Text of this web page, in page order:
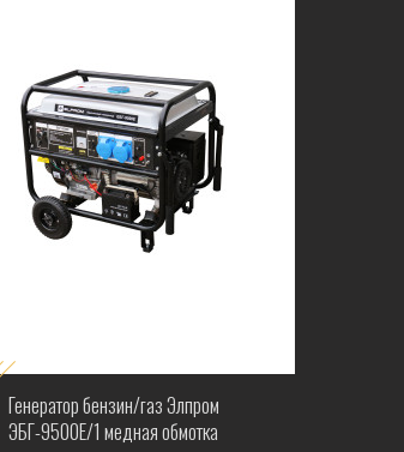
Генератор бензин/газ Элпром
ЭБГ-9500Е/1 медная обмотка